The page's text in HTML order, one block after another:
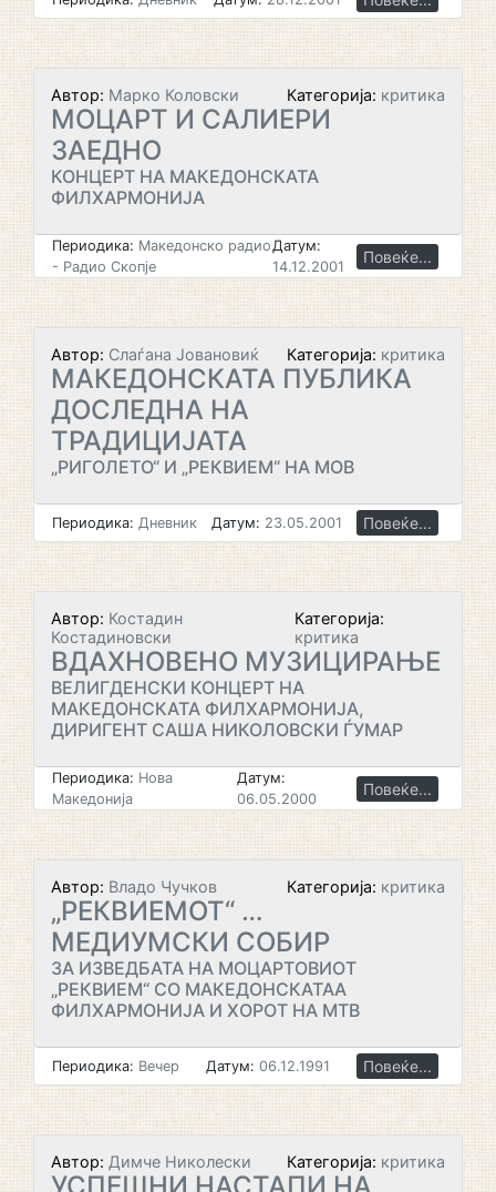
Автор: Марко Коловски Категорија: критика
МОЦАРТ И САЛИЕРИ
ЗАЕДНО
КОНЦЕРТ НА МАКЕДОНСКАТА
ФИЛХАРМОНИЈА
Периодика: Македонско радио
- Радио Скопје
Датум:
14.12.2001
Повеќе...
Автор: Слаѓана Јовановиќ Категорија: критика
МАКЕДОНСКАТА ПУБЛИКА
ДОСЛЕДНА НА
ТРАДИЦИЈАТА
„РИГОЛЕТО“ И „РЕКВИЕМ“ НА МОВ
Периодика: Дневник Датум: 23.05.2001 Повеќе...
Автор: Костадин
Костадиновски
Категорија:
критика
ВДАХНОВЕНО МУЗИЦИРАЊЕ
ВЕЛИГДЕНСКИ КОНЦЕРТ НА
МАКЕДОНСКАТА ФИЛХАРМОНИЈА,
ДИРИГЕНТ САША НИКОЛОВСКИ ЃУМАР
Периодика: Нова
Македонија
Датум:
06.05.2000
Повеќе...
Автор: Владо Чучков Категорија: критика
„РЕКВИЕМОТ“ …
МЕДИУМСКИ СОБИР
ЗА ИЗВЕДБАТА НА МОЦАРТОВИОТ
„РЕКВИЕМ“ СО МАКЕДОНСКАТАА
ФИЛХАРМОНИЈА И ХОРОТ НА МТВ
Периодика: Вечер Датум: 06.12.1991 Повеќе...
Автор: Димче Николески Категорија: критика